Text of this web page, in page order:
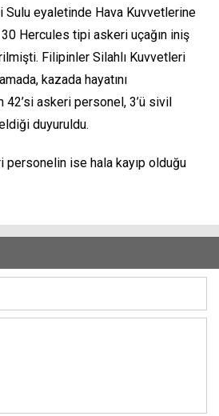
Sulu eyaletinde Hava Kuvvetlerine
Hercules tipi askeri uçağın iniş
Filipinler Silahlı Kuvvetleri
kazada hayatını
42’si askeri personel, 3’ü sivil
duyuruldu.
personelin ise hala kayıp olduğu